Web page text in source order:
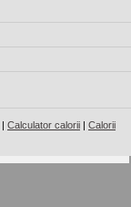
| Calculator calorii | Calorii